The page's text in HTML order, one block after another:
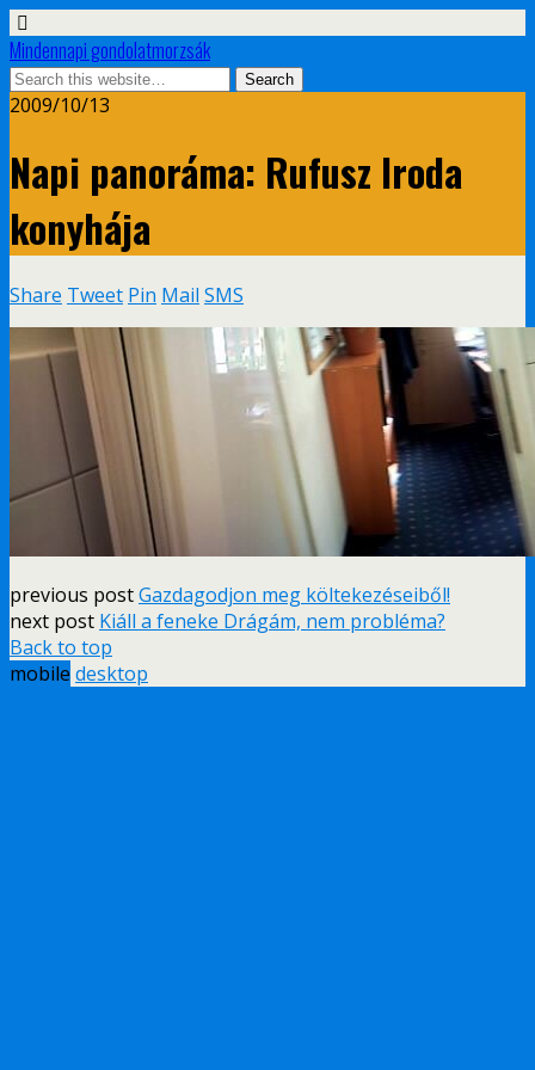
Mindennapi gondolatmorzsák
2009/10/13
Napi panoráma: Rufusz Iroda
konyhája
Share Tweet Pin Mail SMS
previous postGazdagodjon meg költekezéseiből!
next post Kiáll a feneke Drágám, nem probléma?
Back to top
mobile desktop